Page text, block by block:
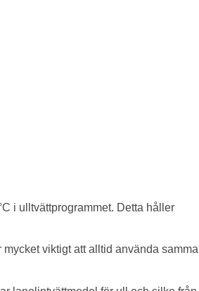
i ulltvättprogrammet. Detta håller
viktigt att alltid använda samma